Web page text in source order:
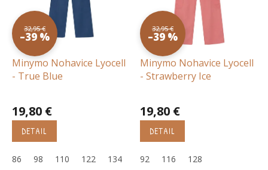
32,95 €
–39 %
Minymo Nohavice Lyocell
- True Blue
19,80 €
DETAIL
86 98 110 122 134
32,95 €
–39 %
Minymo Nohavice Lyocell
- Strawberry Ice
19,80 €
DETAIL
92 116 128